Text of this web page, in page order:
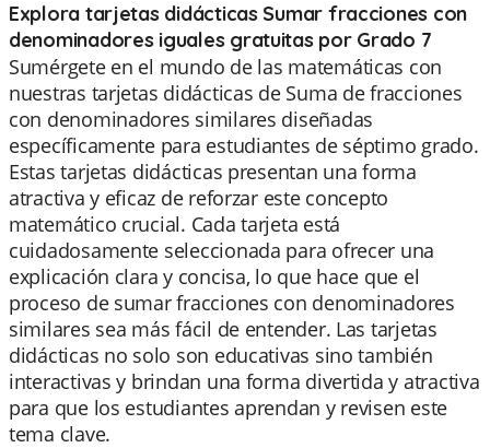
Explora tarjetas didácticas Sumar fracciones con
denominadores iguales gratuitas por Grado 7
Sumérgete en el mundo de las matemáticas con
nuestras tarjetas didácticas de Suma de fracciones
con denominadores similares diseñadas
específicamente para estudiantes de séptimo grado.
Estas tarjetas didácticas presentan una forma
atractiva y eficaz de reforzar este concepto
matemático crucial. Cada tarjeta está
cuidadosamente seleccionada para ofrecer una
explicación clara y concisa, lo que hace que el
proceso de sumar fracciones con denominadores
similares sea más fácil de entender. Las tarjetas
didácticas no solo son educativas sino también
interactivas y brindan una forma divertida y atractiva
para que los estudiantes aprendan y revisen este
tema clave.